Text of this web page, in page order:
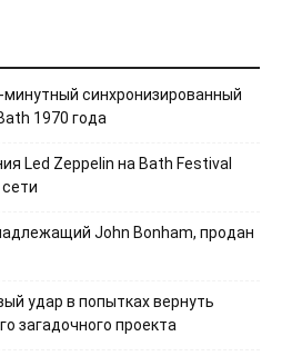
минутный синхронизированный
1970 года
Led Zeppelin на Bath Festival
John Bonham, продан
удар в попытках вернуть
загадочного проекта